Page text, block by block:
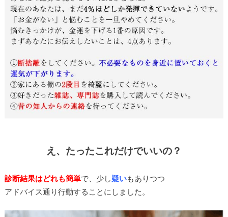
え、たったこれだけでいいの？
診断結果はどれも簡単で、少し疑いもありつつ
アドバイス通り行動することにしました。